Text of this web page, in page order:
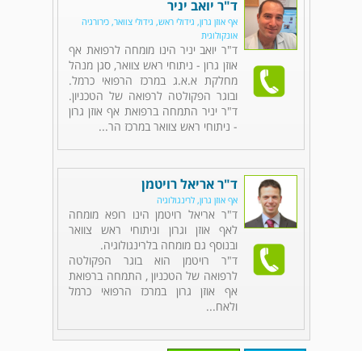
ד"ר יואב יניר
אף אוזן גרון, גידולי ראש, גידולי צוואר, כירורגיה
אונקולוגית
ד"ר יואב יניר הינו מומחה לרפואת אף
אוזן גרון - ניתוחי ראש צוואר, סגן מנהל
מחלקת א.א.ג במרכז הרפואי כרמל.
ובוגר הפקולטה לרפואה של הטכניון.
ד"ר יניר התמחה ברפואת אף אוזן גרון
- ניתוחי ראש צוואר במרכז הר...
ד"ר אריאל רויטמן
אף אוזן גרון, לרינגולוגיה
ד"ר אריאל רויטמן הינו רופא מומחה
לאף אוזן וגרון וניתוחי ראש צוואר
ובנוסף גם מומחה בלרינגולוגיה.
ד"ר רויטמן הוא בוגר הפקולטה
לרפואה של הטכניון , התמחה ברפואת
אף אוזן גרון במרכז הרפואי כרמל
ולאח...